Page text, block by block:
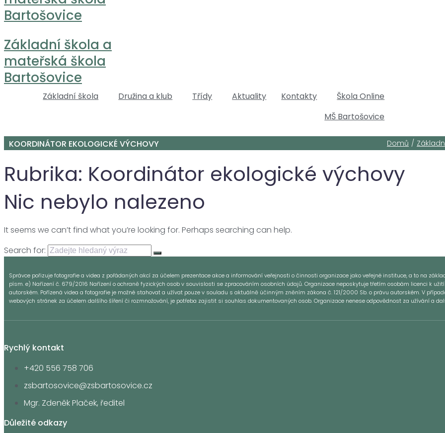
Bartošovice
Základní škola a
mateřská škola
Bartošovice
Základní škola Družina a klub Třídy Aktuality Kontakty
Škola Online
MŠ Bartošovice
KOORDINÁTOR EKOLOGICKÉ VÝCHOVY Domů /
Rubrika: Koordinátor ekologické výchovy
Nic nebylo nalezeno
It seems we can’t find what you’re looking for. Perhaps searching can help.
Search for:
Správce pořizuje fotografie a videa z pořádaných akcí za účelem prezentace akce a informování veřejnosti o činnosti organizace jako veřejné instituce, a to na
písm. e) Nařízení č. 679/2016 Nařízení o ochraně fyzických osob v souvislosti se zpracováním osobních údajů. Organizace neposkytuje třetím osobám licenci k
autorském. Pořízená videa a fotografie je možné stahovat a užívat pouze v souladu s aktuálně účinným zněním zákona č. 121/2000 Sb. o právu autorském. V
webových stránek za účelem dalšího šíření či rozmnožování, je potřeba zajistit si souhlas dokumentovaných osob. Organizace nenese odpovědnost za užívání a
Rychlý kontakt
+420 556 758 706
zsbartosovice@zsbartosovice.cz
Mgr. Zdeněk Plaček, ředitel
Důležité odkazy